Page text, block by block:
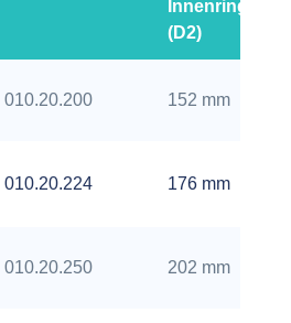
Innenring
(D2)
010.20.200 152 mm
010.20.224 176 mm
010.20.250 202 mm